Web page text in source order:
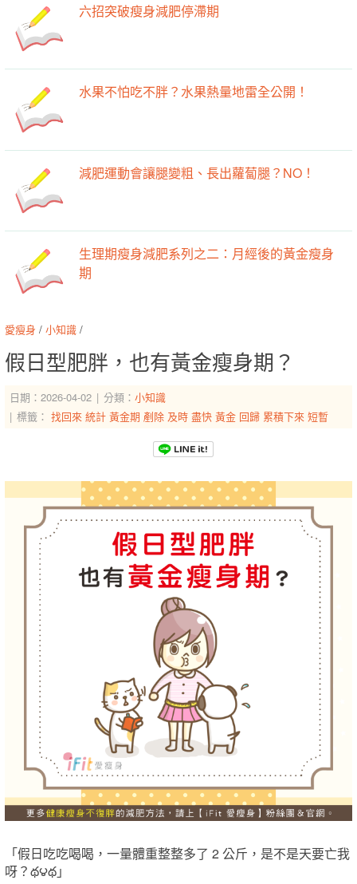
六招突破瘦身減肥停滯期
水果不怕吃不胖？水果熱量地雷全公開！
減肥運動會讓腿變粗、長出蘿蔔腿？NO！
生理期瘦身減肥系列之二：月經後的黃金瘦身
期
愛瘦身 / 小知識 /
假日型肥胖，也有黃金瘦身期？
日期：2026-04-02 分類： 小知識
標籤： 找回來 統計 黃金期 剷除 及時 盡快 黃金 回歸 累積下來 短暫
「假日吃吃喝喝，一量體重整整多了 2 公斤，是不是天要亡我
呀？థ౪థ」